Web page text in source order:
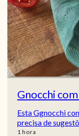
Gnocchi
Esta Ggnocchi
precisa de
1 hora
hora